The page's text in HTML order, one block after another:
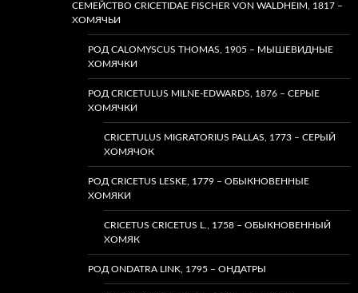
СЕМЕЙСТВО CRICETIDAE FISCHER VON WALDHEIM, 1817 –
ХОМЯЧЬИ
РОД CALOMYSCUS THOMAS, 1905 – МЫШЕВИДНЫЕ
ХОМЯЧКИ
РОД CRICETULUS MILNE-EDWARDS, 1876 – СЕРЫЕ
ХОМЯЧКИ
CRICETULUS MIGRATORIUS PALLAS, 1773 – СЕРЫЙ
ХОМЯЧОК
РОД CRICETUS LESKE, 1779 – ОБЫКНОВЕННЫЕ
ХОМЯКИ
CRICETUS CRICETUS L., 1758 – ОБЫКНОВЕННЫЙ
ХОМЯК
РОД ONDATRA LINK, 1795 – ОНДАТРЫ